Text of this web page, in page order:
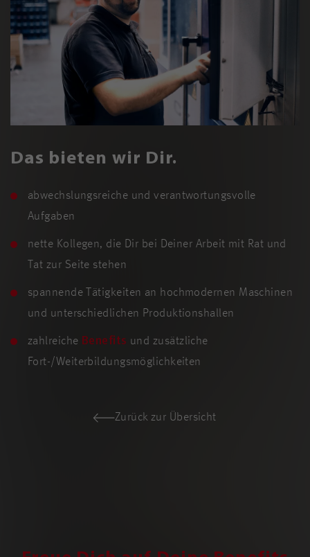
Das bieten wir Dir.
abwechslungsreiche und verantwortungsvolle
Aufgaben
nette Kollegen, die Dir bei Deiner Arbeit mit Rat und
Tat zur Seite stehen
spannende Tätigkeiten an hochmodernen Maschinen
und unterschiedlichen Produktionshallen
zahlreiche Benefits und zusätzliche
Fort-/Weiterbildungsmöglichkeiten
Zurück zur Übersicht